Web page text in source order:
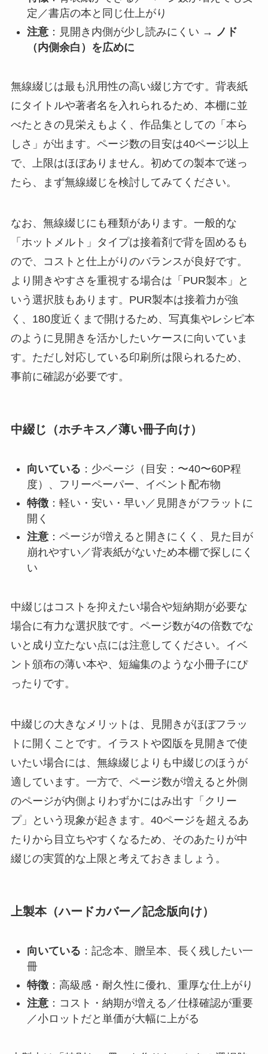
定／書店の本と同じ仕上がり
注意：見開き内側が少し読みにくい → ノド
（内側余白）を広めに
無線綴じは最も汎用性の高い綴じ方です。背表紙
にタイトルや著者名を入れられるため、本棚に並
べたときの見栄えもよく、作品集としての「本ら
しさ」が出ます。ページ数の目安は40ページ以上
で、上限はほぼありません。初めての製本で迷っ
たら、まず無線綴じを検討してみてください。
なお、無線綴じにも種類があります。一般的な
「ホットメルト」タイプは接着剤で背を固めるも
ので、コストと仕上がりのバランスが良好です。
より開きやすさを重視する場合は「PUR製本」と
いう選択肢もあります。PUR製本は接着力が強
く、180度近くまで開けるため、写真集やレシピ本
のように見開きを活かしたいケースに向いていま
す。ただし対応している印刷所は限られるため、
事前に確認が必要です。
中綴じ（ホチキス／薄い冊子向け）
向いている ：少ページ（目安：〜40〜60P程
度）、フリーペーパー、イベント配布物
特徴：軽い・安い・早い／見開きがフラットに
開く
注意：ページが増えると開きにくく、見た目が
崩れやすい／背表紙がないため本棚で探しにく
い
中綴じはコストを抑えたい場合や短納期が必要な
場合に有力な選択肢です。ページ数が4の倍数でな
いと成り立たない点には注意してください。イベ
ント頒布の薄い本や、短編集のような小冊子にぴ
ったりです。
中綴じの大きなメリットは、見開きがほぼフラッ
トに開くことです。イラストや図版を見開きで使
いたい場合には、無線綴じよりも中綴じのほうが
適しています。一方で、ページ数が増えると外側
のページが内側よりわずかにはみ出す「クリー
プ」という現象が起きます。40ページを超えるあ
たりから目立ちやすくなるため、そのあたりが中
綴じの実質的な上限と考えておきましょう。
上製本（ハードカバー／記念版向け）
向いている ：記念本、贈呈本、長く残したい一
冊
特徴：高級感・耐久性に優れ、重厚な仕上がり
注意：コスト・納期が増える／仕様確認が重要
／小ロットだと単価が大幅に上がる